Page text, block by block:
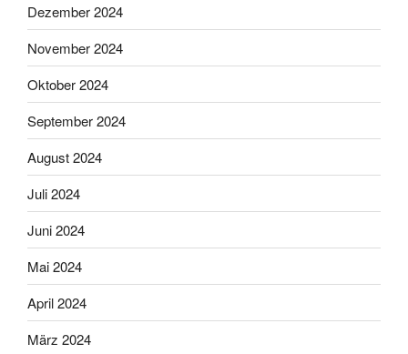
Dezember 2024
November 2024
Oktober 2024
September 2024
August 2024
Juli 2024
Juni 2024
Mai 2024
April 2024
März 2024